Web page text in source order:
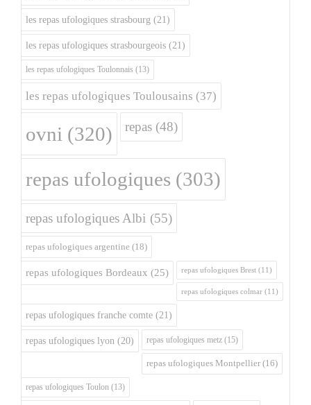
les repas ufologiques strasbourg (21)
les repas ufologiques strasbourgeois (21)
les repas ufologiques Toulonnais (13)
les repas ufologiques Toulousains (37)
ovni (320) repas (48)
repas ufologiques (303)
repas ufologiques Albi (55)
repas ufologiques argentine (18)
repas ufologiques Bordeaux (25) repas ufologiques Brest (11)
repas ufologiques colmar (11)
repas ufologiques franche comte (21)
repas ufologiques lyon (20) repas ufologiques metz (15)
repas ufologiques Montpellier (16)
repas ufologiques Toulon (13)